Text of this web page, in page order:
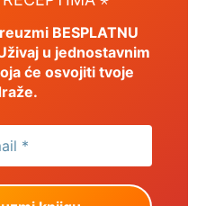
BESPLATNU
u jednostavnim
će osvojiti tvoje